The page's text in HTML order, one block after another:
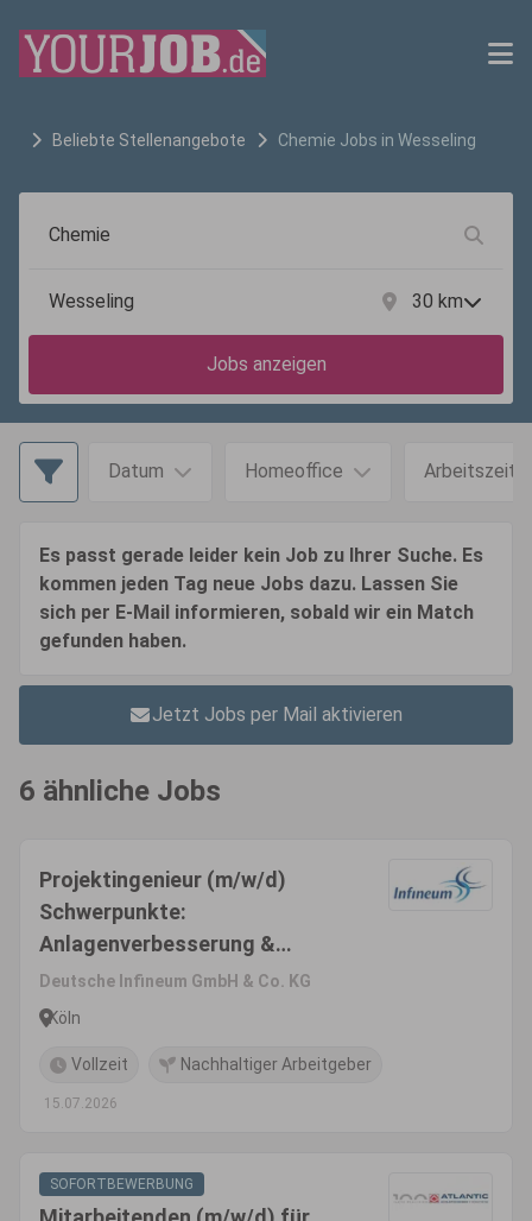
Beliebte Stellenangebote Chemie Jobs in Wesseling
30 km
Jobs anzeigen
Datum Homeoffice Arbeitszeit
Es passt gerade leider kein Job zu Ihrer Suche. Es
kommen jeden Tag neue Jobs dazu. Lassen Sie
sich per E-Mail informieren, sobald wir ein Match
gefunden haben.
Jetzt Jobs per Mail aktivieren
6 ähnliche Jobs
Projektingenieur (m/w/d)
Schwerpunkte:
Anlagenverbesserung &
Weiterentwicklung
Deutsche Infineum GmbH & Co. KG
Köln
Vollzeit Nachhaltiger Arbeitgeber
15.07.2026
SOFORTBEWERBUNG